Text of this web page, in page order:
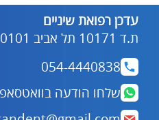
עדכן רפואת שיניים
ת.ד 10171 תל אביב 6110101
054-4440838
שלחו הודעה בוואטסאפ